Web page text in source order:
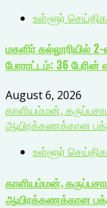
உள்ளூர்
மகளிர் கல்லூரியில்
போராட்டம்: 36 பேரின்
August 6, 2026
காளியம்மன்,
ஆயிரக்கணக்கான
உள்ளூர்
காளியம்மன்,
ஆயிரக்கணக்கான